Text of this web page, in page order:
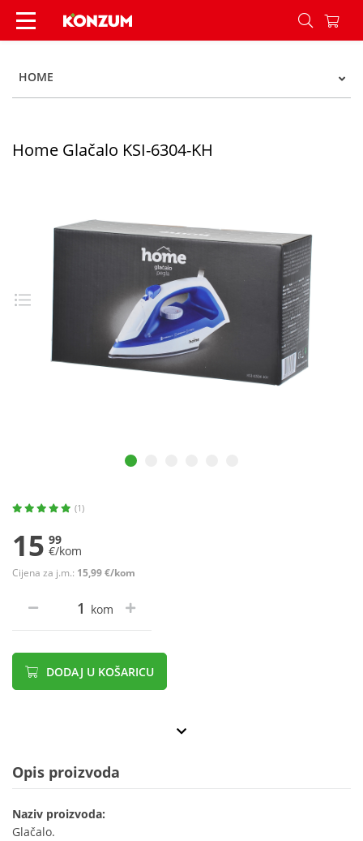
Home Glačalo KSI-6304-KH - Konzum
HOME
Home Glačalo KSI-6304-KH
(1)
15 99
€/kom
Cijena za j.m.: 15,99 €/kom
kom
DODAJ U KOŠARICU
Opis proizvoda
Naziv proizvoda:
Glačalo.